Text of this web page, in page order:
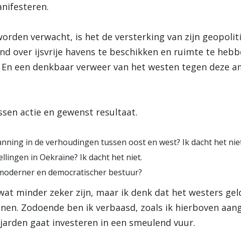
verwacht, is het de versterking van zijn
over ijsvrije havens te beschikken en ruimte te
een denkbaar verweer van het westen tegen deze
actie en gewenst resultaat.
in de verhoudingen tussen oost en west? Ik dacht het
in Oekraïne? Ik dacht het niet.
en democratischer bestuur?
minder zeker zijn, maar ik denk dat het westers
Zodoende ben ik verbaasd, zoals ik hierboven
gaat investeren in een smeulend vuur.